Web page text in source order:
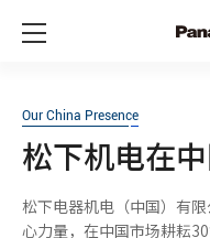
Our China Presence
松下机电在
松下电器机电（中国）有
心力量，在中国市场耕耘